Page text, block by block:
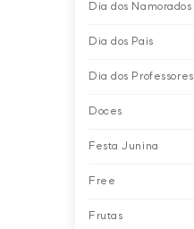
Dia dos Namorados
Dia dos Pais
Dia dos Professores
Doces
Festa Junina
Free
Frutas